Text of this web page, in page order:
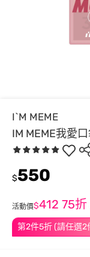
I`M MEME
IM MEME我愛
第2件5折 (請任選2
$550
活動價$412 75折